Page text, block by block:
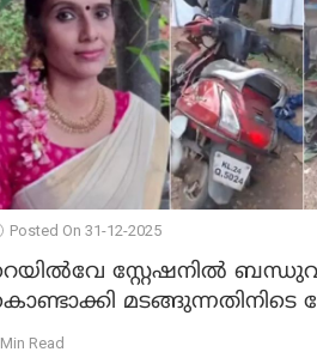
Posted On 31-12-2025
സ്റ്റേഷനിൽ
മടങ്ങുന്നതിനിടെ
സ്കൂട്ടറിൽ ഇടിച്ചു :
Read